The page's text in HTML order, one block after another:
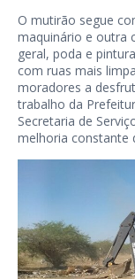
O mutirão segue
maquinário e outra
geral, poda e
com ruas mais
moradores a
trabalho da
Secretaria de
melhoria constante